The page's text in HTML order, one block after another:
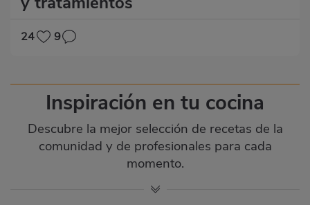
24 9
Inspiración en tu cocina
Descubre la mejor selección de recetas de la
comunidad y de profesionales para cada
momento.